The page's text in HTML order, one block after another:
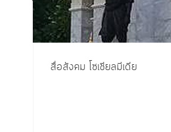
สื่อสังคม โซเชียลมีเดีย